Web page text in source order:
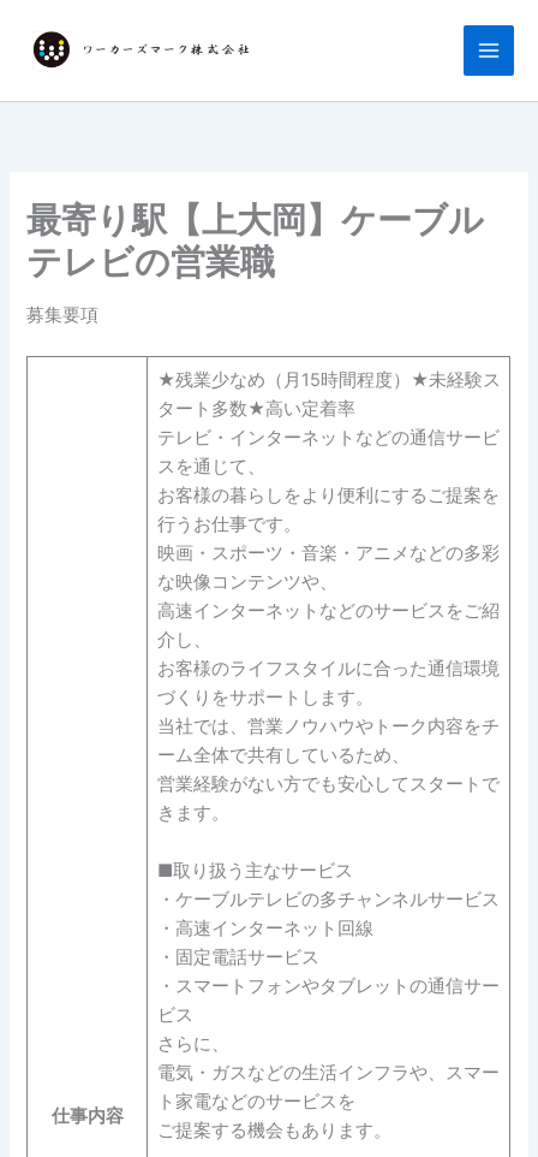
ス
最寄り駅【上大岡】ケーブル
テレビの営業職
募集要項
仕事内容
★残業少なめ（月15時間程度）★未経験ス
タート多数★高い定着率
テレビ・インターネットなどの通信サービ
スを通じて、
お客様の暮らしをより便利にするご提案を
行うお仕事です。
映画・スポーツ・音楽・アニメなどの多彩
な映像コンテンツや、
高速インターネットなどのサービスをご紹
介し、
お客様のライフスタイルに合った通信環境
づくりをサポートします。
当社では、営業ノウハウやトーク内容をチ
ーム全体で共有しているため、
営業経験がない方でも安心してスタートで
きます。
■取り扱う主なサービス
・ケーブルテレビの多チャンネルサービス
・高速インターネット回線
・固定電話サービス
・スマートフォンやタブレットの通信サー
ビス
さらに、
電気・ガスなどの生活インフラや、スマー
ト家電などのサービスを
ご提案する機会もあります。